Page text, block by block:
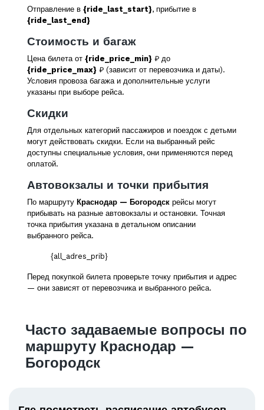
Отправление в {ride_last_start}, прибытие в
{ride_last_end}
Стоимость и багаж
Цена билета от {ride_price_min} ₽ до
{ride_price_max} ₽ (зависит от перевозчика и даты).
Условия провоза багажа и дополнительные услуги
указаны при выборе рейса.
Скидки
Для отдельных категорий пассажиров и поездок с детьми
могут действовать скидки. Если на выбранный рейс
доступны специальные условия, они применяются перед
оплатой.
Автовокзалы и точки прибытия
По маршруту Краснодар — Богородск рейсы могут
прибывать на разные автовокзалы и остановки. Точная
точка прибытия указана в детальном описании
выбранного рейса.
{all_adres_prib}
Перед покупкой билета проверьте точку прибытия и адрес
— они зависят от перевозчика и выбранного рейса.
Часто задаваемые вопросы по
маршруту Краснодар —
Богородск